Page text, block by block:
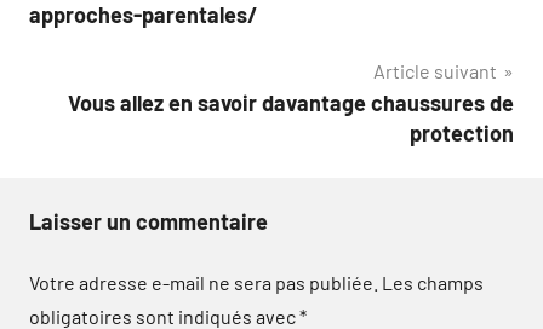
l’article
approches-parentales/
Article suivant
Vous allez en savoir davantage chaussures de
protection
Laisser un commentaire
Votre adresse e-mail ne sera pas publiée. Les champs
obligatoires sont indiqués avec*